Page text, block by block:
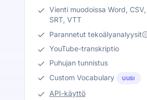
Vienti muodoissa Word, CSV,
SRT, VTT
Parannetut tekoälyanalyysit
YouTube-transkriptio
Puhujan tunnistus
Custom Vocabulary
UUSI
API-käyttö